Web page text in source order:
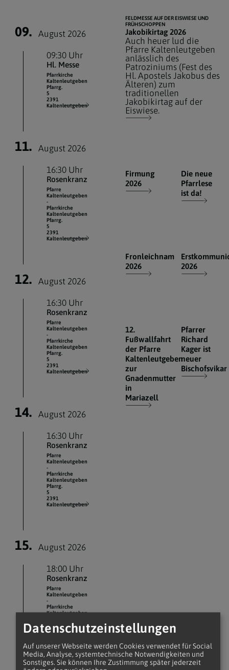
FELDMESSE AUF DER EISWIESE UND
FRÜHSCHOPPEN
Jakobikirtag 2026
Auch heuer lud die
Pfarre Kaltenleutgeben
anlässlich des
Patroziniums (Fest des
Hl. Apostels Jakobus des
Älteren) zum
traditionellen
Jakobikirtag auf der
Eiswiese.
Firmung
2026
Die neue
Pfarrlese
ist da!
Fronleichnam
2026
2026
12.
Fußwallfahrt
der Pfarre
Kaltenleutgeben
zur
Gnadenmutter
in
Mariazell
Pfarrer
Richard
Kager ist
neuer
Bischofsvikar
09. August 2026
09:30 Uhr
Hl. Messe
Pfarrkirche
Kaltenleutgeben
Pfarrg.
5
2391
Kaltenleutgeben
11. August 2026
16:30 Uhr
Rosenkranz
Pfarre
Kaltenleutgeben
-
Pfarrkirche
Kaltenleutgeben
Pfarrg.
5
2391
Kaltenleutgeben
12. August 2026
16:30 Uhr
Rosenkranz
Pfarre
Kaltenleutgeben
-
Pfarrkirche
Kaltenleutgeben
Pfarrg.
5
2391
Kaltenleutgeben
14. August 2026
16:30 Uhr
Rosenkranz
Pfarre
Kaltenleutgeben
-
Pfarrkirche
Kaltenleutgeben
Pfarrg.
5
2391
Kaltenleutgeben
15. August 2026
18:00 Uhr
Rosenkranz
Pfarre
Kaltenleutgeben
-
Pfarrkirche
Kaltenleutgeben
5
2391
18:30 Uhr
Datenschutzeinstellungen
Auf unserer Webseite werden Cookies verwendet für Social
Media, Analyse, systemtechnische Notwendigkeiten und
Sonstiges. Sie können Ihre Zustimmung später jederzeit